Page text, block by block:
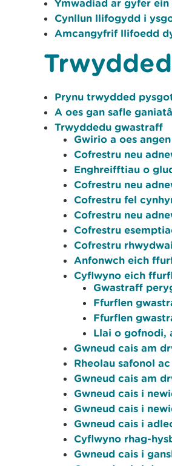
Ymwadiad ar gyfer
Cynllun llifogydd i
Amcangyfrif llifoedd
Prynu trwydded
A oes gan safle
Trwyddedu gwastraff
Gwirio a oes
Cofrestru neu
Enghreifftiau o
Cofrestru neu
Cofrestru fel
Cofrestru neu
Cofrestru
Cofrestru
Anfonwch eich
Cyflwyno eich
Gwastraff
Ffurflen
Ffurflen
Llai o gofnodi,
Gwneud cais am
Rheolau safonol
Gwneud cais am
Gwneud cais i
Gwneud cais i
Gwneud cais i
Cyflwyno rhag-
Gwneud cais i